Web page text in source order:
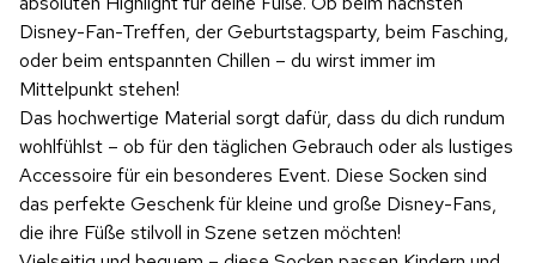
Disney-Fan-Treffen, der Geburtstagsparty, beim Fasching,
oder beim entspannten Chillen – du wirst immer im
Mittelpunkt stehen!
Das hochwertige Material sorgt dafür, dass du dich rundum
wohlfühlst – ob für den täglichen Gebrauch oder als lustiges
Accessoire für ein besonderes Event. Diese Socken sind
das perfekte Geschenk für kleine und große Disney-Fans,
die ihre Füße stilvoll in Szene setzen möchten!